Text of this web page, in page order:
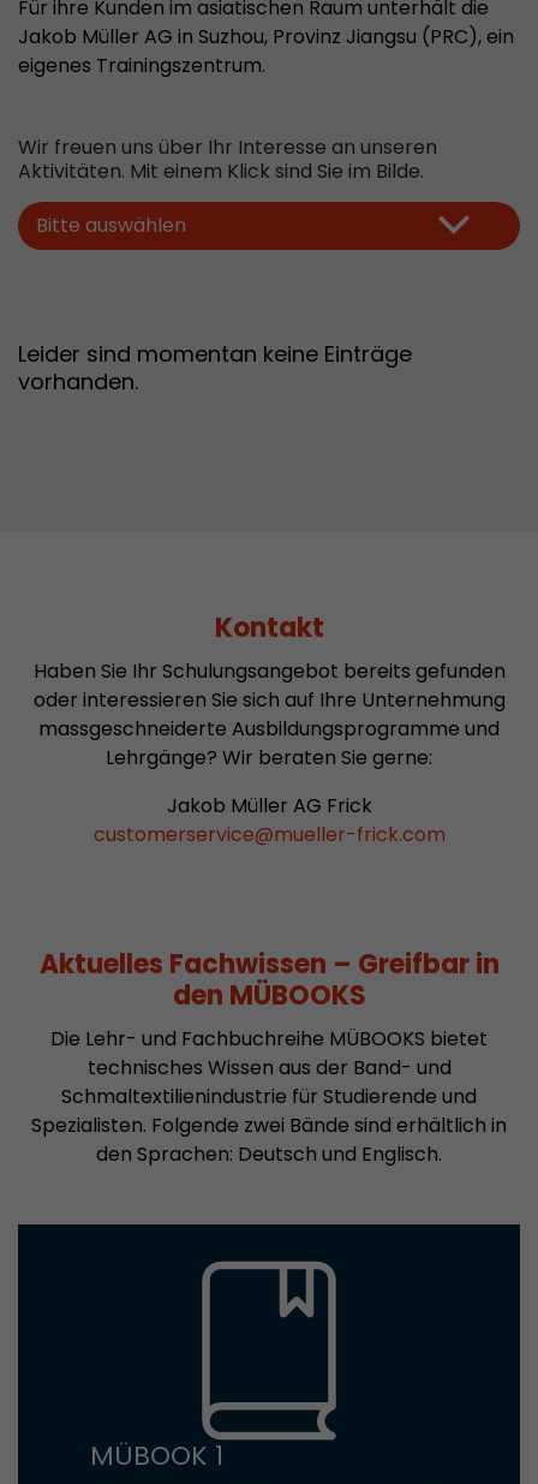
Für ihre Kunden im asiatischen Raum unterhält die
Jakob Müller AG in Suzhou, Provinz Jiangsu (PRC), ein
eigenes Trainingszentrum.
Wir freuen uns über Ihr Interesse an unseren
Aktivitäten. Mit einem Klick sind Sie im Bilde.
Bitte auswählen
Leider sind momentan keine Einträge
vorhanden.
Kontakt
Haben Sie Ihr Schulungsangebot bereits gefunden
oder interessieren Sie sich auf Ihre Unternehmung
massgeschneiderte Ausbildungsprogramme und
Lehrgänge? Wir beraten Sie gerne:
Jakob Müller AG Frick
customerservice@mueller-frick.com
Aktuelles Fachwissen – Greifbar in
den MÜBOOKS
Die Lehr- und Fachbuchreihe MÜBOOKS bietet
technisches Wissen aus der Band- und
Schmaltextilienindustrie für Studierende und
Spezialisten. Folgende zwei Bände sind erhältlich in
den Sprachen: Deutsch und Englisch.
MÜBOOK 1
Laufzeit 2 Jaahre
Leadinfo setzt zwei sogenannte Cookies, die
Name _li_ses
Provider Leadinfo B.V.
Zweck
Leadinfo setzt zwei sogenannte Cookies, die